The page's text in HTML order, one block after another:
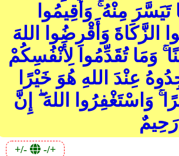
تَيَسَّرَ مِنْهُ ۚ وَأَقِيمُوا
الزَّكَاةَ وَأَقْرِضُوا اللهَ
وَمَا تُقَدِّمُوا لِأَنْفُسِكُمْ
عِنْدَ اللهِ هُوَ خَيْرًا
وَاسْتَغْفِرُوا اللهَ ۖ إِنَّ
رَحِيمٌ
+/- -/+